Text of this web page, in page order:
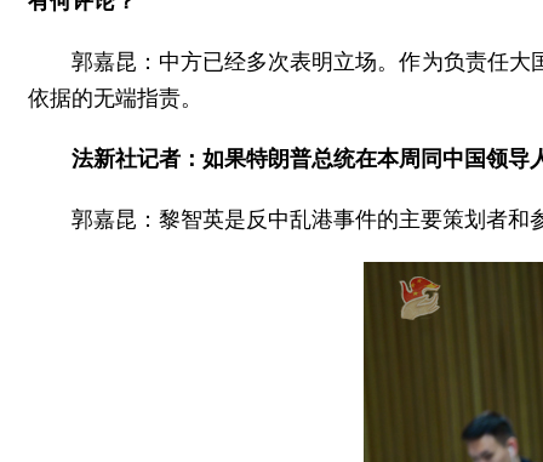
郭嘉昆：中方已经多次表明立场。作为负责任
依据的无端指责。
法新社记者：如果特朗普总统在本周同中国领
郭嘉昆：黎智英是反中乱港事件的主要策划者